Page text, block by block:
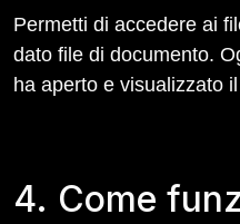
Permetti di accedere ai
dato file di documento.
ha aperto e visualizzato
4. Come